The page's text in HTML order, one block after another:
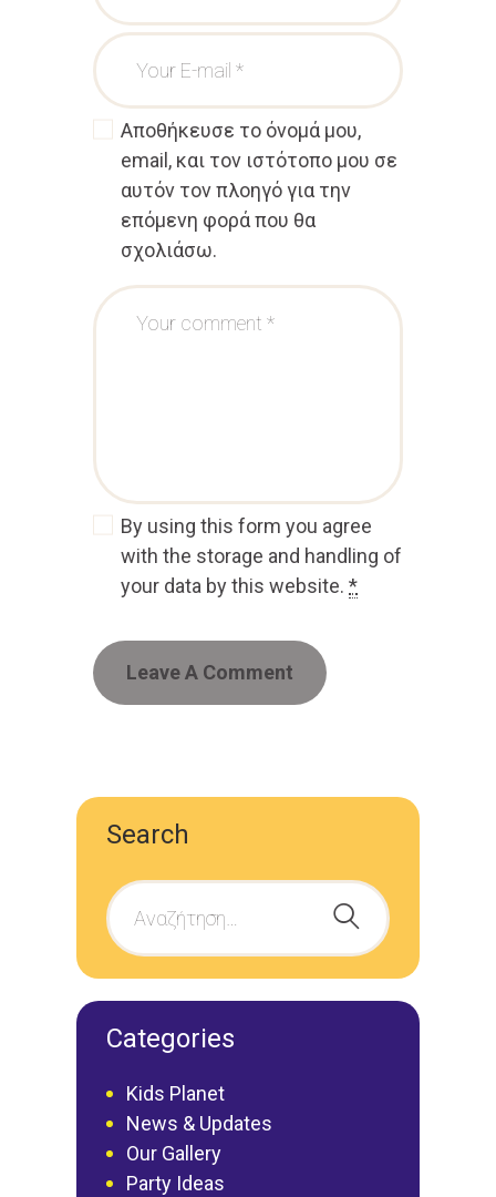
Αποθήκευσε το όνομά μου,
email, και τον ιστότοπο μου σε
αυτόν τον πλοηγό για την
επόμενη φορά που θα
σχολιάσω.
By using this form you agree
with the storage and handling of
your data by this website.*
Search
Categories
Kids Planet
News & Updates
Our Gallery
Party Ideas